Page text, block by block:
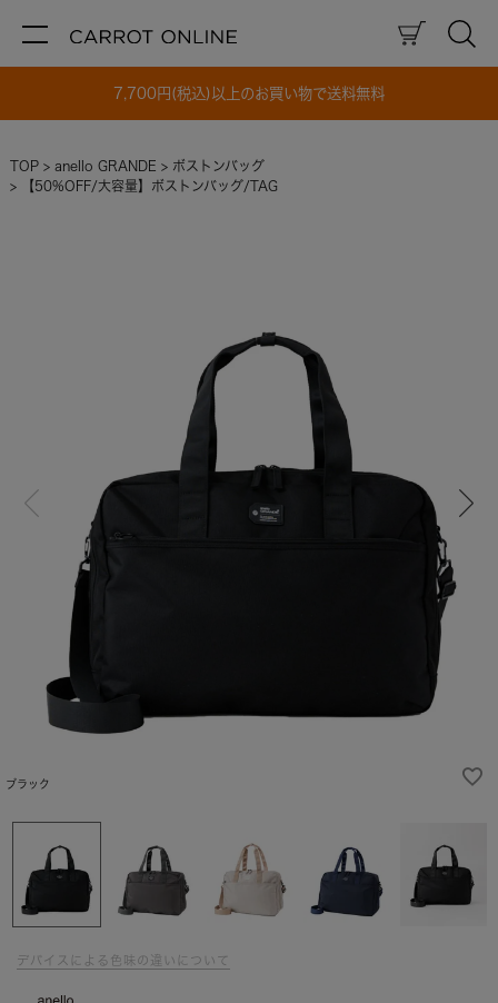
7,700円(税込)以上のお買い物で送料無料
TOP anello GRANDE
ボストンバッグ
【50%OFF/大容量】ボストンバッグ/TAG
ブラック
デバイスによる色味の違いについて